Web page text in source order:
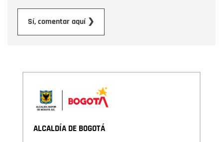
Sí, comentar aquí ❯
ALCALDÍA DE BOGOTÁ